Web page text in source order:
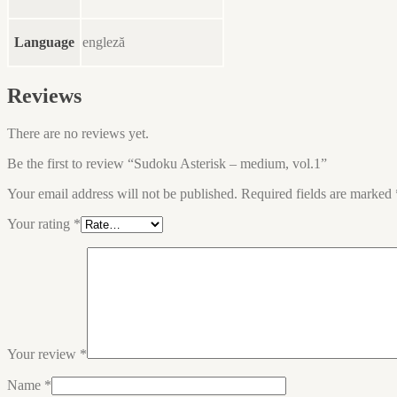
Language engleză
Reviews
There are no reviews yet.
Be the first to review “Sudoku Asterisk – medium, vol.1”
Your email address will not be published. Required fields are marked
Your rating *
Your review *
Name *